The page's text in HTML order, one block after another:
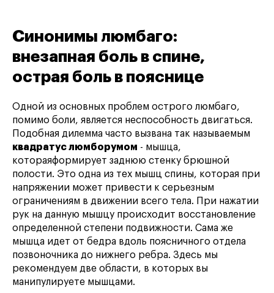
Синонимы люмбаго:
внезапная боль в спине,
острая боль в пояснице
Одной из основных проблем острого люмбаго,
помимо боли, является неспособность двигаться.
Подобная дилемма часто вызвана так называемым
квадратус люмборумом - мышца,
котораяформирует заднюю стенку брюшной
полости. Это одна из тех мышц спины, которая при
напряжении может привести к серьезным
ограничениям в движении всего тела. При нажатии
рук на данную мышцу происходит восстановление
определенной степени подвижности. Сама же
мышца идет от бедра вдоль поясничного отдела
позвоночника до нижнего ребра. Здесь мы
рекомендуем две области, в которых вы
манипулируете мышцами.